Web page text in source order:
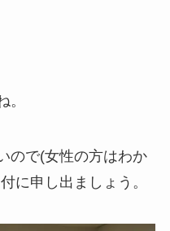
。
ので(女性の方はわか
に申し出ましょう。